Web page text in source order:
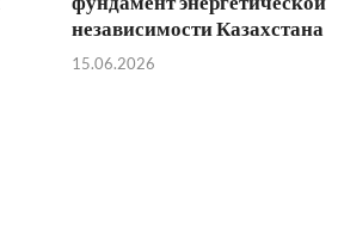
независимости Казахстана
15.06.2026